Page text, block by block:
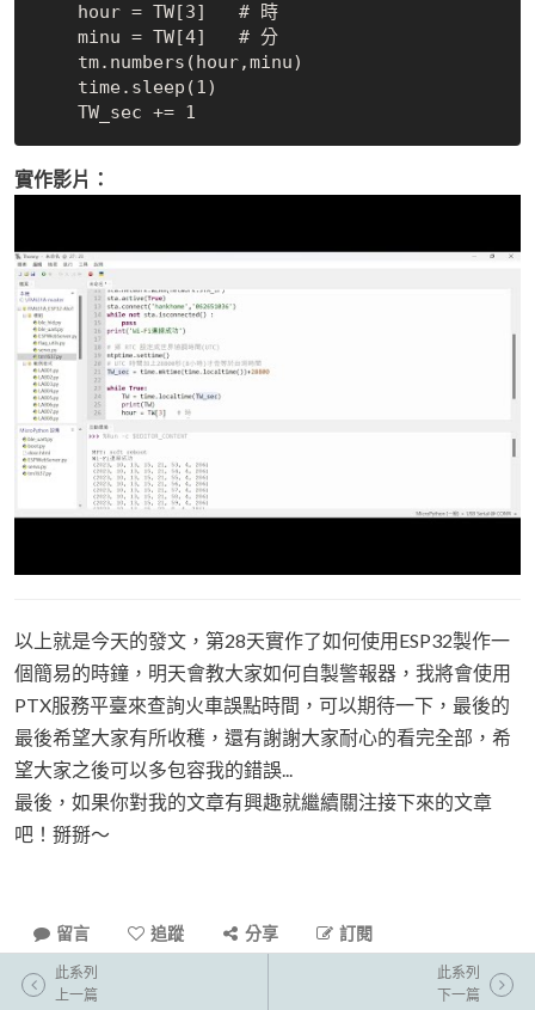
實作影片：
以上就是今天的發文，第28天實作了如何使用ESP32製作一
個簡易的時鐘，明天會教大家如何自製警報器，我將會使用
PTX服務平臺來查詢火車誤點時間，可以期待一下，最後的
最後希望大家有所收穫，還有謝謝大家耐心的看完全部，希
望大家之後可以多包容我的錯誤...
最後，如果你對我的文章有興趣就繼續關注接下來的文章
吧！掰掰～
留言 追蹤 分享 訂閱
此系列
上一篇
此系列
下一篇